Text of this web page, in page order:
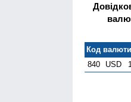
Код валюти
840
USD 1